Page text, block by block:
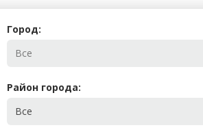
Город:
Район города:
Все